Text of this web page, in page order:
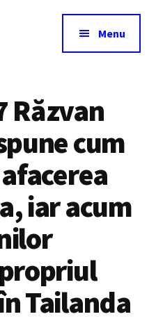
Menu
Răzvan
cum
iar acum
Tailanda